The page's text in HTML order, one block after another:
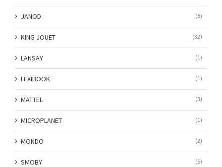
JANOD (5)
KING JOUET (32)
LANSAY (1)
LEXIBOOK (1)
MATTEL (3)
MICROPLANET (1)
MONDO (2)
SMOBY (5)